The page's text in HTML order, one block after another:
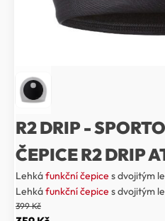
R2 DRIP -
ČEPICE R2 DRIP
Lehkáfunkční čepice s dvojitým
Lehkáfunkční čepice s dvojitým
399Kč